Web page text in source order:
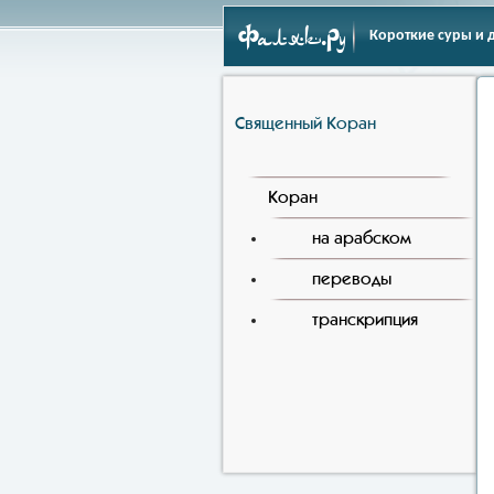
Фаляк.Ру Короткие суры и
Священный Коран
Коран
на арабском
переводы
транскрипция